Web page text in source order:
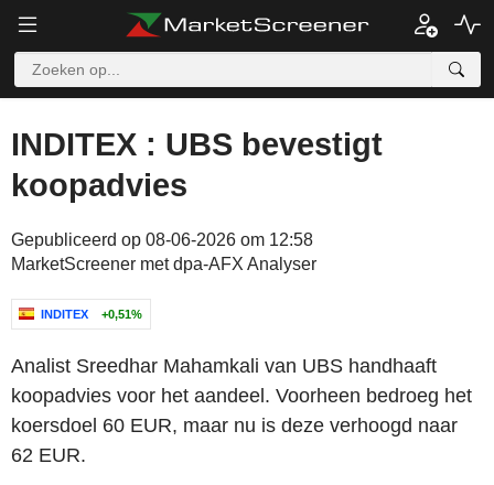
INDITEX : UBS bevestigt
koopadvies
Gepubliceerd op 08-06-2026 om 12:58
MarketScreener met dpa-AFX Analyser
INDITEX +0,51%
Analist Sreedhar Mahamkali van UBS handhaaft
koopadvies voor het aandeel. Voorheen bedroeg het
koersdoel 60 EUR, maar nu is deze verhoogd naar
62 EUR.